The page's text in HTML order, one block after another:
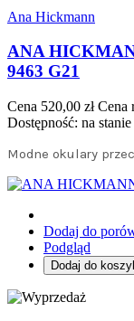
Ana Hickmann
ANA
9463 G21
Cena 520,00 zł Cena
Dostępność: na stanie
Modne okulary
Dodaj do
Podgląd
Dodaj do